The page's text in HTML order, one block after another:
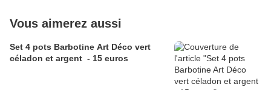
Vous aimerez aussi
Set 4 pots Barbotine Art Déco vert
céladon et argent - 15 euros